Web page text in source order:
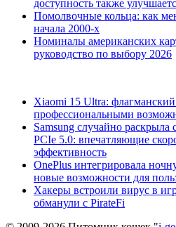
доступность также
Помолвочные кольца: как
начала 2000-х
Номиналы американских
руководство по выбору 2026
Xiaomi 15 Ultra:
профессиональными
Samsung случайно
PCIe 5.0: впечатляющие
эффективность
OnePlus интегрировала
новые возможности для
Хакеры встроили вирус в
обманули с PirateFi